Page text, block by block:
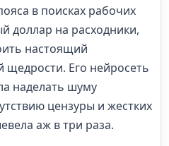
в поисках рабочих
доллар на расходники,
настоящий
щедрости. Его нейросеть
наделать шуму
цензуры и жестких
аж в три раза.